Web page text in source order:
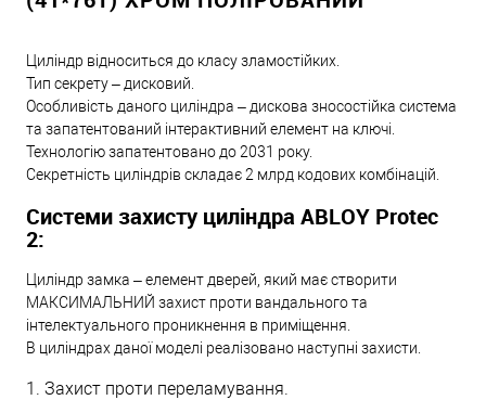
Циліндр відноситься до класу зламостійких.
Тип секрету – дисковий.
Особливість даного циліндра – дискова зносостійка система
та запатентований інтерактивний елемент на ключі.
Технологію запатентовано до 2031 року.
Секретність циліндрів складає 2 млрд кодових комбінацій.
Системи захисту циліндра ABLOY Protec
2:
Циліндр замка – елемент дверей, який має створити
МАКСИМАЛЬНИЙ захист проти вандального та
інтелектуального проникнення в приміщення.
В циліндрах даної моделі реалізовано наступні захисти.
1. Захист проти переламування.